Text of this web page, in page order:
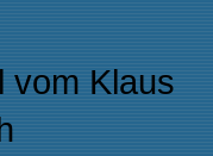
vom Klaus